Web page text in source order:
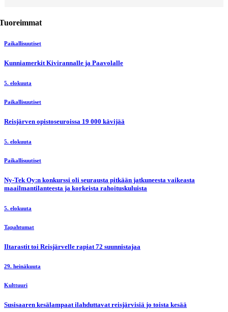
Paikallisuutiset
Kunniamerkit Kivirannalle ja Paavolalle
5. elokuuta
Paikallisuutiset
Reisjärven opistoseuroissa 19 000 kävijää
5. elokuuta
Paikallisuutiset
Ny-Tek Oy:n konkurssi oli seurausta pitkään jatkuneesta vaikeasta
maailmantilanteesta ja korkeista rahoituskuluista
5. elokuuta
Tapahtumat
Iltarastit toi Reisjärvelle rapiat 72 suunnistajaa
29. heinäkuuta
Kulttuuri
Susisaaren kesälampaat ilahduttavat reisjärvisiä jo toista kesää